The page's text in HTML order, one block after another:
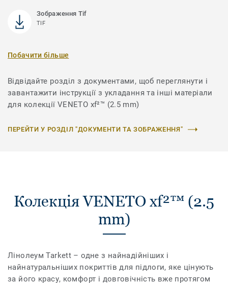
Зображення Tif
TIF
Побачити більше
Відвідайте розділ з документами, щоб переглянути і
завантажити інструкції з укладання та інші матеріали
для колекції VENETO xf²™ (2.5 mm)
ПЕРЕЙТИ У РОЗДІЛ "ДОКУМЕНТИ ТА ЗОБРАЖЕННЯ"
Колекція VENETO xf²™ (2.5
mm)
Лінолеум Tarkett – одне з найнадійніших і
найнатуральніших покриттів для підлоги, яке цінують
за його красу, комфорт і довговічність вже протягом